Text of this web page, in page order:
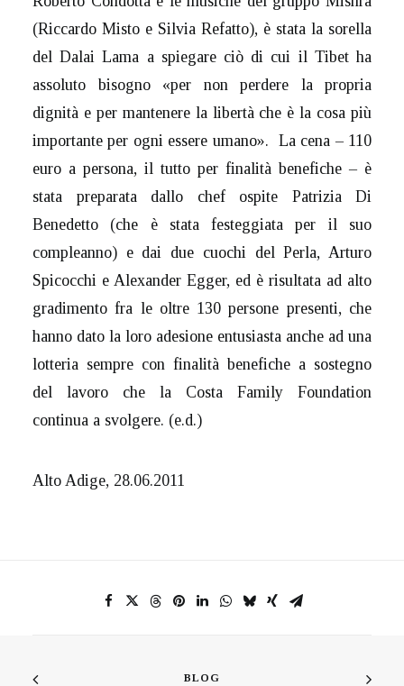
(Riccardo Misto e Silvia Refatto), è stata la sorella
del Dalai Lama a spiegare ciò di cui il Tibet ha
assoluto bisogno «per non perdere la propria
dignità e per mantenere la libertà che è la cosa più
importante per ogni essere umano». La cena – 110
euro a persona, il tutto per finalità benefiche – è
stata preparata dallo chef ospite Patrizia Di
Benedetto (che è stata festeggiata per il suo
compleanno) e dai due cuochi del Perla, Arturo
Spicocchi e Alexander Egger, ed è risultata ad alto
gradimento fra le oltre 130 persone presenti, che
hanno dato la loro adesione entusiasta anche ad una
lotteria sempre con finalità benefiche a sostegno
del lavoro che la Costa Family Foundation
continua a svolgere. (e.d.)
Alto Adige, 28.06.2011
BLOG